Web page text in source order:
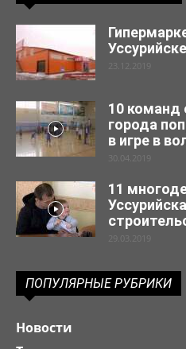
23.12.2019
10 команд
города
в игре в
30.04.2019
11
29.03.2019
ПОПУЛЯРНЫЕ РУБРИКИ
Новости